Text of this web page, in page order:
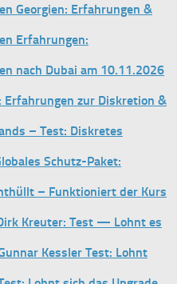
Georgien: Erfahrungen &
Erfahrungen:
nach Dubai am 10.11.2026
Erfahrungen zur Diskretion &
– Test: Diskretes
Schutz-Paket:
– Funktioniert der Kurs
Kreuter: Test — Lohnt es
Kessler Test: Lohnt